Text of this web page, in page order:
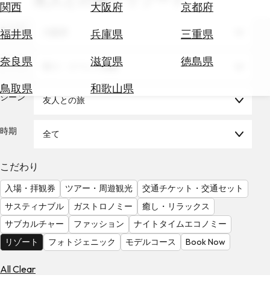
関西 大阪府
京都府
福井県
兵庫県
三重県
奈良県
滋賀県
徳島県
鳥取県
和歌山県
券
テ
を
る
気
を
見
る
エリア
テーマ 祭り・イベント体験
シーン 友人との旅
時期 全て
こだわり
入場・拝観券 ツアー・周遊観光
交通チケット・交通セット
サスティナブル
ガストロノミー
癒し・リラックス
サブカルチャー
ファッション
ナイトタイムエコノミー
リゾート
フォトジェニック モデルコース Book Now
All Clear